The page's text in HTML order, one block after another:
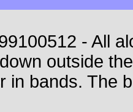
- All
outside
in bands. The